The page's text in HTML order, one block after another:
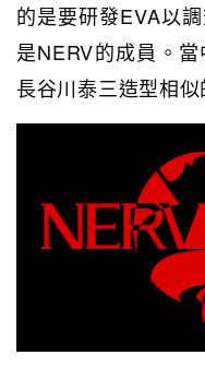
的是要研發EVA以
是NERV的成員。
長谷川泰三造型相似